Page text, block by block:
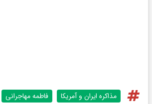
مذاکره ایران و آمریکا فاطمه مهاجرانی